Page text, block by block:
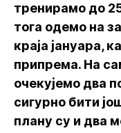
тренирамо до
тога одемо на
краја јануара,
припрема. На
очекујемо два
сигурно бити
плану су и два